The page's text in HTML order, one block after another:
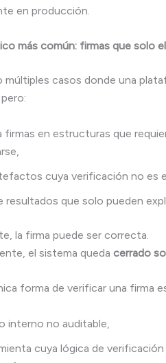
en producción.
más común: firmas que solo
múltiples casos donde una
firmas en estructuras que
cuya verificación no es
resultados que solo pueden
la firma puede ser correcta.
el sistema queda cerrado
forma de verificar una firma
interno no auditable,
cuya lógica de verificación